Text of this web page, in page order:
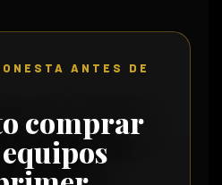
ANTES DE
comprar